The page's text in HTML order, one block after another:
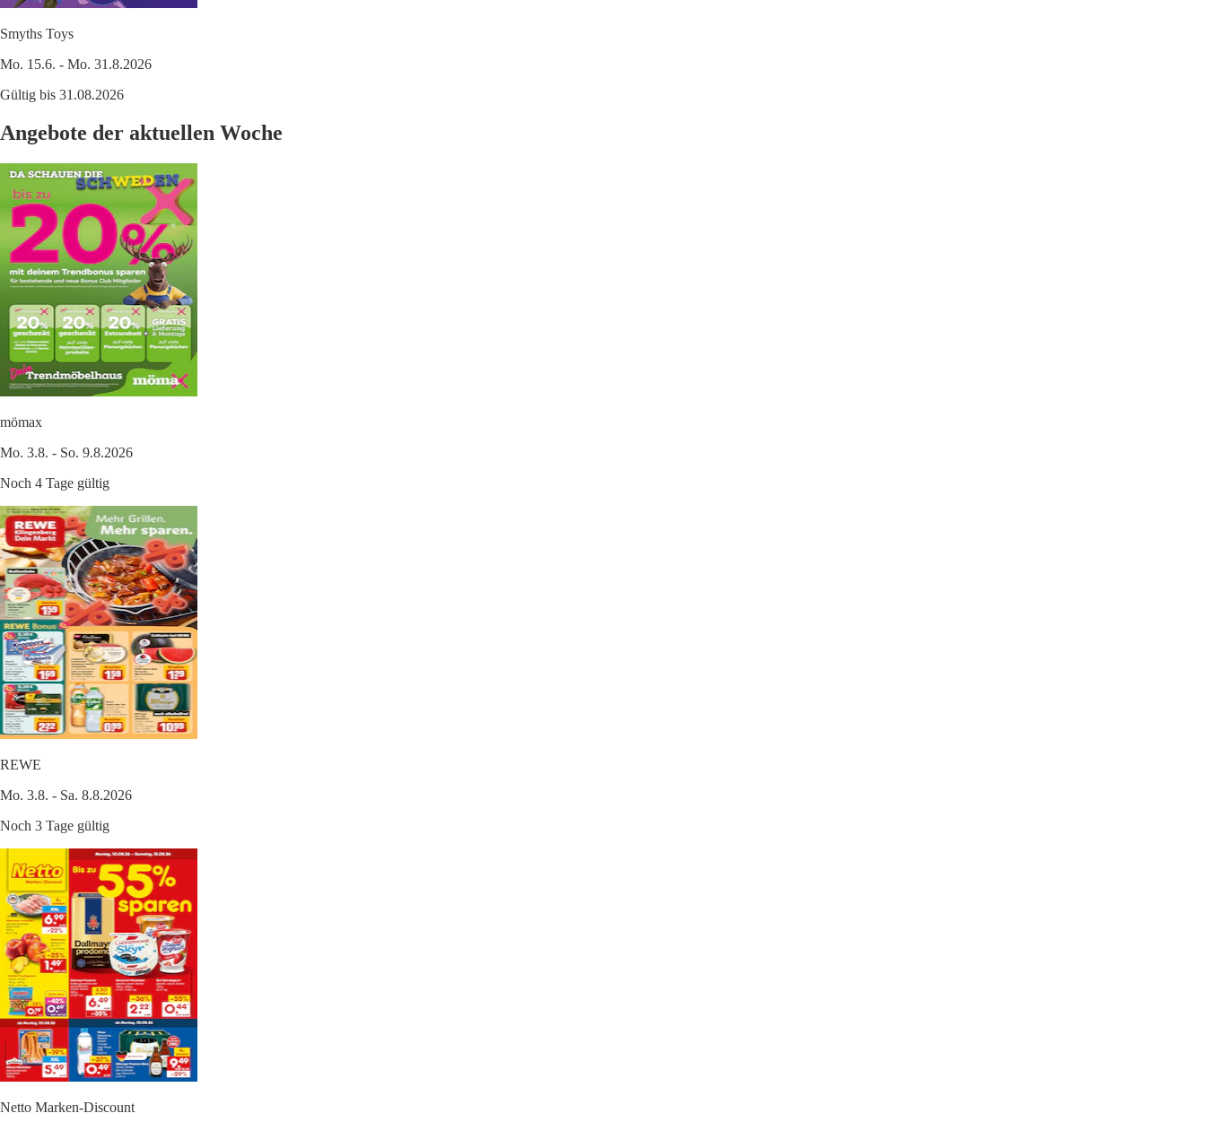
Smyths Toys
Mo. 15.6. - Mo. 31.8.2026
Gültig bis 31.08.2026
Angebote der aktuellen Woche
mömax
Mo. 3.8. - So. 9.8.2026
Noch 4 Tage gültig
REWE
Mo. 3.8. - Sa. 8.8.2026
Noch 3 Tage gültig
Netto Marken-Discount